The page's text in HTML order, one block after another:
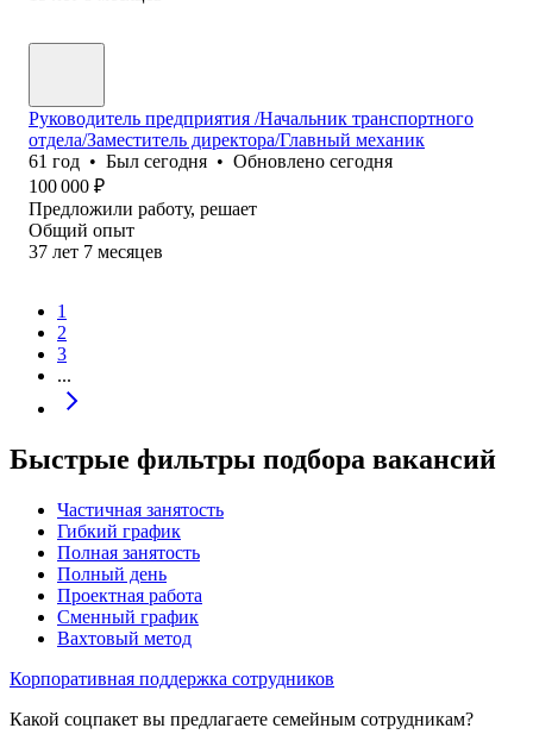
Руководитель предприятия /Начальник транспортного
отдела/Заместитель директора/Главный механик
61 год • Был сегодня • Обновлено сегодня
100 000 ₽
Предложили работу, решает
Общий опыт
37 лет 7 месяцев
1
2
3
...
Быстрые фильтры подбора вакансий
Частичная занятость
Гибкий график
Полная занятость
Полный день
Проектная работа
Сменный график
Вахтовый метод
Корпоративная поддержка сотрудников
Какой соцпакет вы предлагаете семейным сотрудникам?